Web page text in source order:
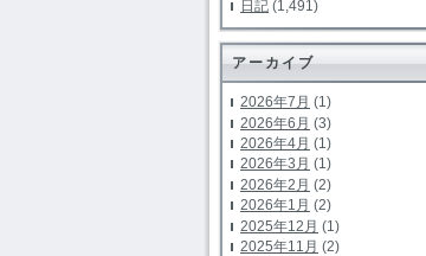
日記 (1,491)
アーカイブ
2026年7月 (1)
2026年6月 (3)
2026年4月 (1)
2026年3月 (1)
2026年2月 (2)
2026年1月 (2)
2025年12月 (1)
2025年11月 (2)